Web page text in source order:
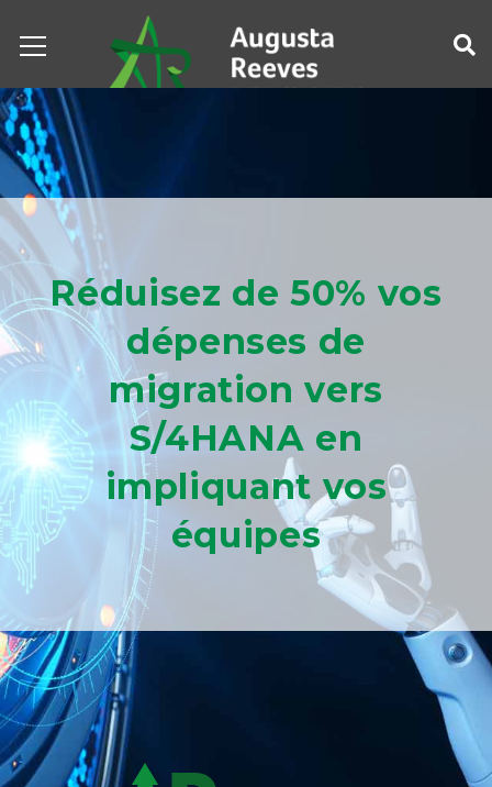
Réduisez de 50% vos
dépenses de
migration vers
S/4HANA en
impliquant vos
équipes